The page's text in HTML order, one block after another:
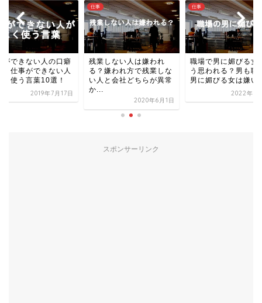
ができない人の口癖
？仕事ができない人
く使う言葉10選！
2019年7月17日
仕事
残業しない人は嫌われ
る？嫌われ方で残業しな
い人と会社どちらが異常
か...
2020年6月1日
仕事
職場で男に媚びる女
う思われる？男も職
男に媚びる女は嫌い
2022年7
スポンサーリンク